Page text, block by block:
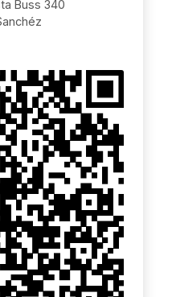
Buss 340